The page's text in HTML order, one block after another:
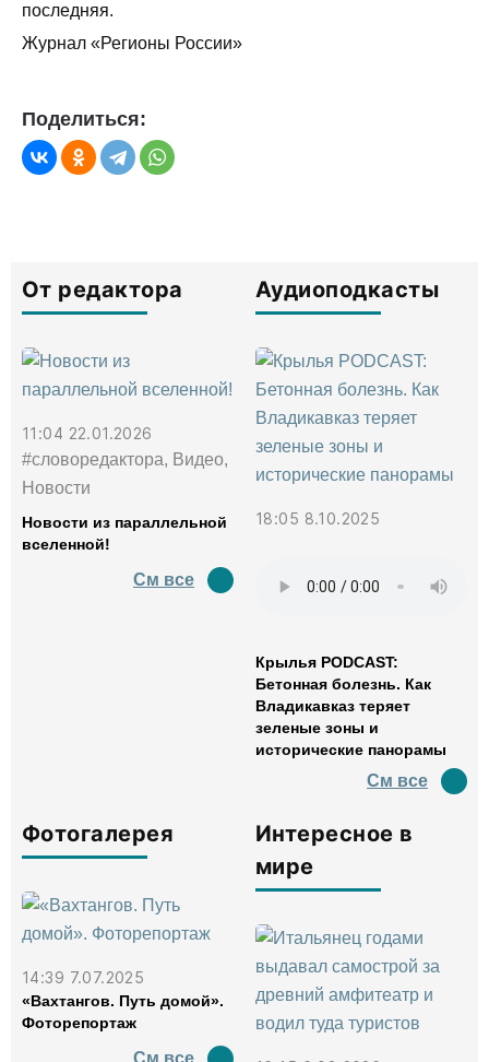
последняя.
Журнал «Регионы России»
Поделиться:
От редактора
11:04 22.01.2026
#словоредактора, Видео,
Новости
Новости из параллельной
вселенной!
См все
Аудиоподкасты
18:05 8.10.2025
Крылья PODCAST:
Бетонная болезнь. Как
Владикавказ теряет
зеленые зоны и
исторические панорамы
См все
Фотогалерея
14:39 7.07.2025
«Вахтангов. Путь домой».
Фоторепортаж
См все
Интересное в
мире